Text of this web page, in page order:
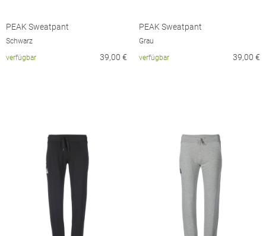
PEAK Sweatpant
Schwarz
verfügbar
39,00 €
PEAK Sweatpant
Grau
verfügbar
39,00 €